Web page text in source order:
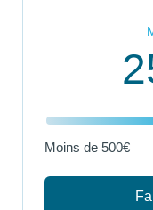
Moins de 500€